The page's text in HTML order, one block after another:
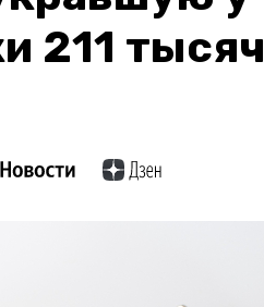
211 тысяч